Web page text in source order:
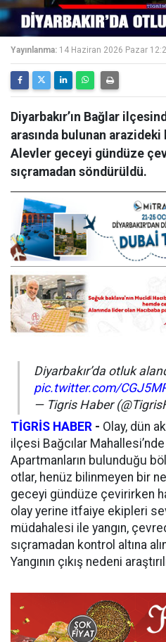
Yayınlanma: 14 Haziran 2026 Pazar
Diyarbakır’ın Bağlar
arasında bulunan
Alevler geceyi gündüze
sıçramadan söndürüldü.
Diyarbakır’da otluk
pic.twitter.com/
— Tigris Haber
TİGRİS HABER - Olay, dün
ilçesi Bağcılar
Apartmanların bulunduğu
otlar, henüz bilinmeyen bir
geceyi gündüze çevirirken
olay yerine itfaiye ekipleri
müdahalesi ile yangın,
sıçramadan kontrol altına
Yangının çıkış nedeni